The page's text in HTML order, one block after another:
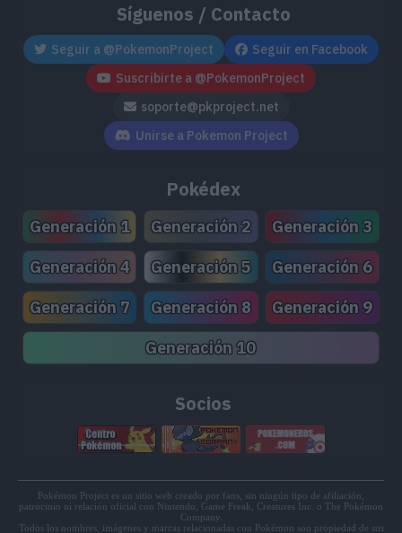
Síguenos / Contacto
Seguir a @PokemonProject
Seguir en Facebook
Suscribirte a @PokemonProject
soporte@pkproject.net
Unirse a Pokemon Project
Pokédex
Generación 1 Generación 2
Generación 3
Generación 4
Generación 5
Generación 6
Generación 7
Generación 8
Generación 9
Generación 10
Socios
Pokémon Project es un sitio web creado por fans, sin ningún tipo de afiliación,
patrocinio ni relación oficial con Nintendo, Game Freak, Creatures Inc. o The Pokémon
Company.
Todos los nombres, imágenes y marcas relacionadas con Pokémon son propiedad de sus